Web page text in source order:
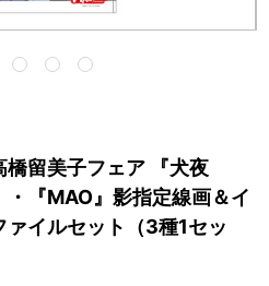
留美子フェア 『犬夜
『MAO』影指定線画＆イ
イルセット（3種1セッ